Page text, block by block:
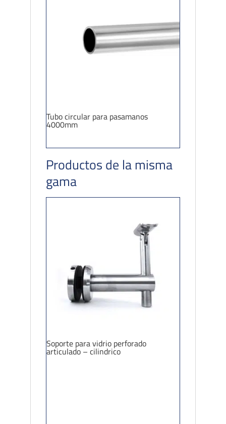
Tubo circular para pasamanos
4000mm
Productos de la misma
gama
Soporte para vidrio perforado
articulado – cilindrico